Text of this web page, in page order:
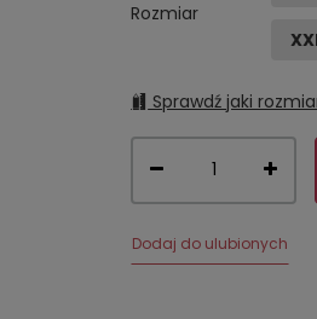
Rozmiar
Sprawdź jaki
Dodaj do ulubionych